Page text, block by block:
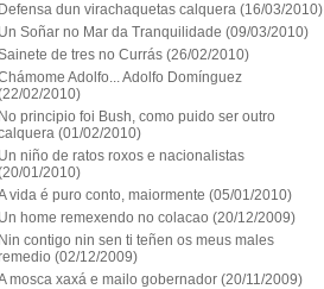
Defensa dun virachaquetas calquera (16/03/2010)
Un Soñar no Mar da Tranquilidade (09/03/2010)
de tres no Currás (26/02/2010)
Adolfo... Adolfo Domínguez
02/2010)
No principio foi Bush, como puido ser outro
(01/02/2010)
Un niño de ratos roxos e nacionalistas
01/2010)
vida é puro conto, maiormente (05/01/2010)
Un home remexendo no colacao (20/12/2009)
Nin contigo nin sen ti teñen os meus males
(02/12/2009)
mosca xaxá e mailo gobernador (20/11/2009)